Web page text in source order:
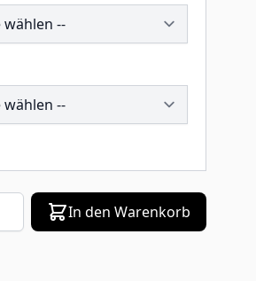
In den Warenkorb